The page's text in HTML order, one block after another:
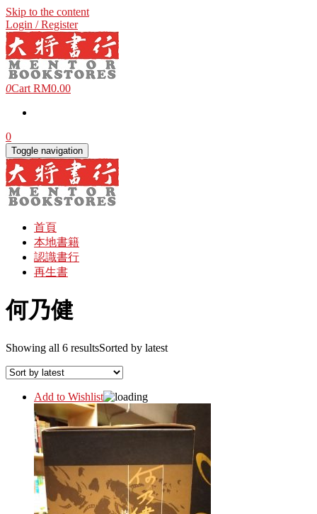
Skip to the content
Login / Register
0Cart RM0.00
0
Toggle navigation
首頁
本地書籍
認識書行
再生書
何乃健
Showing all 6 resultsSorted by latest
Add to Wishlist